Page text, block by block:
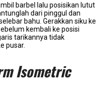
barbel lalu posisikan lutut
dari pinggul dan
bahu. Gerakkan siku ke
kembali ke posisi
tarikannya tidak
pusar.
Isometric